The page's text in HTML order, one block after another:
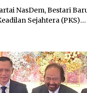
NasDem, Bestari
Sejahtera (PKS)…